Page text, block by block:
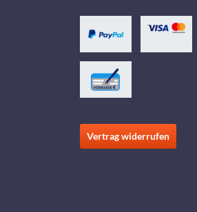
Vertrag widerrufen